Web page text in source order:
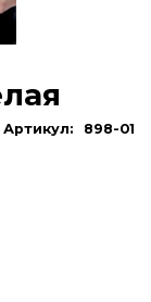
Артикул: 898-01